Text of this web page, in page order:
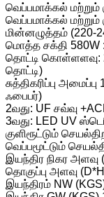
வெப்பமாக்கல் மற்றும்
வெப்பமாக்கல் மற்றும்
மின்னழுத்தம் (220-
மொத்த சக்தி 580W
தொட்டி கொள்ளளவு:
தொட்டி)
சுத்திகரிப்பு அமைப்பு
ஃபைபர்)
2வது: UF சவ்வு
3வது: LED UV
குளிரூட்டும்
வெப்பமூட்டும்
இயந்திர நிகர அளவு
தொகுப்பு அளவு
இயந்திரம் NW